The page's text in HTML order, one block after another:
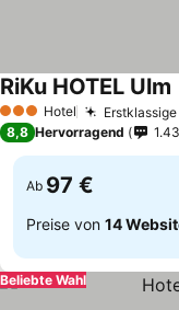
3 SterneHotel
RiKu HOTEL Ulm
8,8 Hervorragend
Ab 97 €
Preise von 14
Beliebte Wahl